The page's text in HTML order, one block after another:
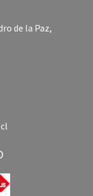
de la Paz,